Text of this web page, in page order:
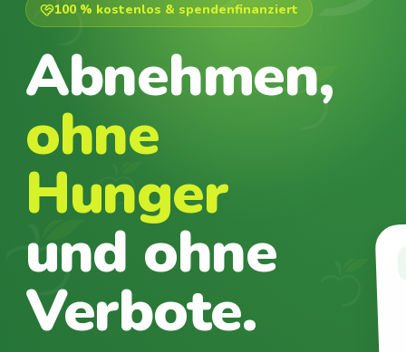
100 % kostenlos & spendenfinanziert
Abnehmen,
ohne
Hunger
und ohne
Verbote.